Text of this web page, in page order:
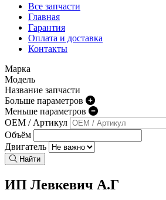
Все запчасти
Главная
Гарантия
Оплата и доставка
Контакты
Марка
Модель
Название запчасти
Больше параметров
Меньше параметров
OEM / Артикул
Объём
Двигатель
Найти
ИП Левкевич А.Г